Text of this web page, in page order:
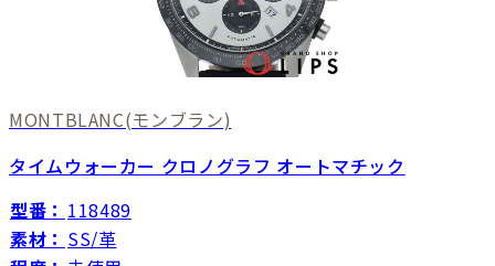
MONTBLANC(モンブラン)
タイムウォーカー クロノグラフ オートマチック
型番： 118489
素材： SS/革